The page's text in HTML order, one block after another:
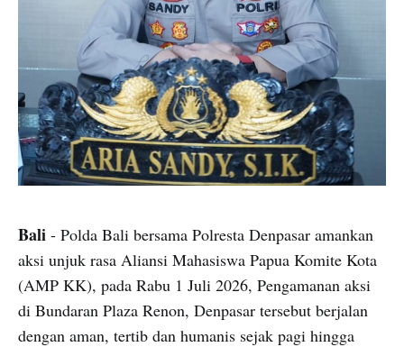
Bali - Polda Bali bersama Polresta Denpasar amankan
aksi unjuk rasa Aliansi Mahasiswa Papua Komite Kota
(AMP KK), pada Rabu 1 Juli 2026, Pengamanan aksi
di Bundaran Plaza Renon, Denpasar tersebut berjalan
dengan aman, tertib dan humanis sejak pagi hingga